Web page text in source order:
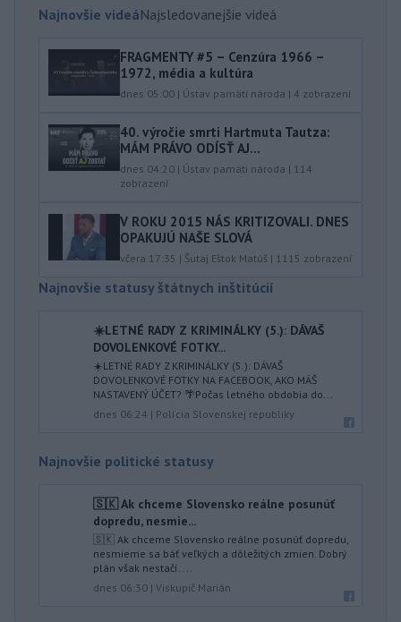
Najnovšie videáNajsledovanejšie videá
FRAGMENTY #5 – Cenzúra 1966 –
1972, média a kultúra
dnes 05:00 | Ústav pamäti národa | 4 zobrazení
40.⁠ ⁠výročie smrti Hartmuta Tautza:
MÁM PRÁVO ODÍSŤ AJ...
dnes 04:20 | Ústav pamäti národa | 114
zobrazení
V ROKU 2015 NÁS KRITIZOVALI. DNES
OPAKUJÚ NAŠE SLOVÁ
včera 17:35 | Šutaj Eštok Matúš | 1115 zobrazení
Najnovšie statusy štátnych inštitúcií
☀️LETNÉ RADY Z KRIMINÁLKY (5.): DÁVAŠ
DOVOLENKOVÉ FOTKY...
☀️LETNÉ RADY Z KRIMINÁLKY (5.): DÁVAŠ
DOVOLENKOVÉ FOTKY NA FACEBOOK, AKO MÁŠ
NASTAVENÝ ÚČET? 🌴Počas letného obdobia do...
dnes 06:24 | Polícia Slovenskej republiky
Najnovšie politické statusy
🇸🇰 Ak chceme Slovensko reálne posunúť
dopredu, nesmie...
🇸🇰 Ak chceme Slovensko reálne posunúť dopredu,
nesmieme sa báť veľkých a dôležitých zmien. Dobrý
plán však nestačí. ...
dnes 06:30 | Viskupič Marián